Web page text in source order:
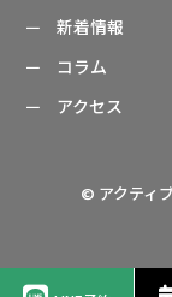
新着情報
コラム
アクセス
© アクティ